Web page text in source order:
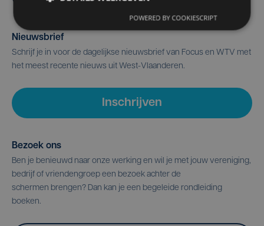
Nieuwsbrief
Schrijf je in voor de dagelijkse nieuwsbrief van Focus en WTV met
het meest recente nieuws uit West-Vlaanderen.
Inschrijven
Bezoek ons
Ben je benieuwd naar onze werking en wil je met jouw vereniging,
bedrijf of vriendengroep een bezoek achter de
schermen brengen? Dan kan je een begeleide rondleiding
boeken.
POWERED BY COOKIESCRIPT